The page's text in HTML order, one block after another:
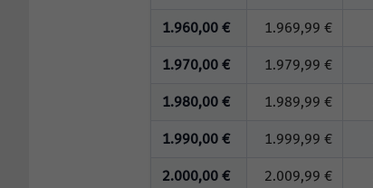
1.960,00 € 1.969,99 €
1.970,00 € 1.979,99 €
1.980,00 € 1.989,99 €
1.990,00 € 1.999,99 €
2.000,00 € 2.009,99 €